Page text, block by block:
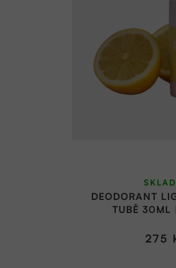
DEODORANT
TUBĚ 30ML
275